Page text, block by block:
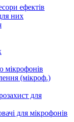
ефектів
них
мікрофонів
(мікроф.)
для
для мікрофонів